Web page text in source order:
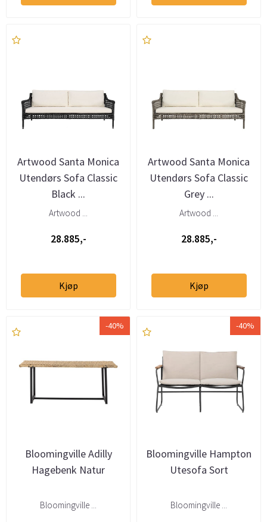
Artwood Santa Monica
Utendørs Sofa Classic
Black ...
Artwood ...
28.885,-
Kjøp
Artwood Santa Monica
Utendørs Sofa Classic
Grey ...
Artwood ...
28.885,-
Kjøp
-40%
Bloomingville Adilly
Hagebenk Natur
Bloomingville ...
-40%
Bloomingville Hampton
Utesofa Sort
Bloomingville ...